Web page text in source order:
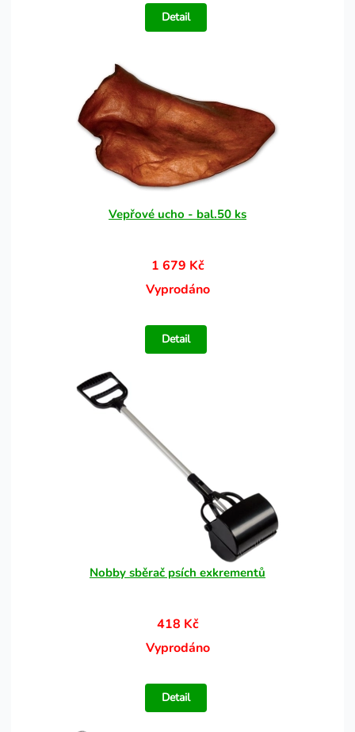
Detail
Vepřové ucho - bal.50 ks
1 679 Kč
Vyprodáno
Detail
Nobby sběrač psích exkrementů
418 Kč
Vyprodáno
Detail